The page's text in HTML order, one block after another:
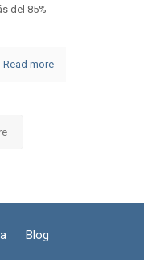
del 85%
Read more
Blog